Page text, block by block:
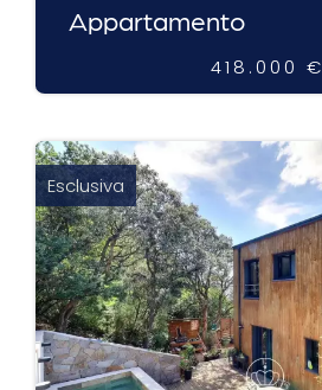
Appartamento
418.000 €
Esclusiva